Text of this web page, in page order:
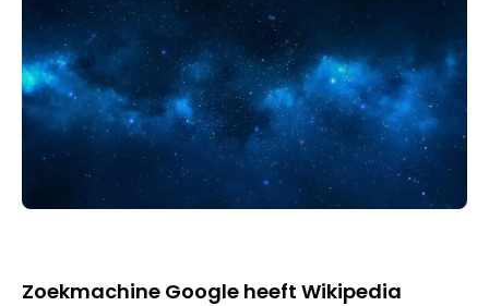
Zoekmachine Google heeft Wikipedia